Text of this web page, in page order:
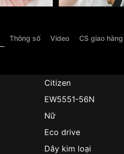
Thông số Video CS giao hàng
Citizen
EW5551-56N
Nữ
Eco drive
Dây kim loại